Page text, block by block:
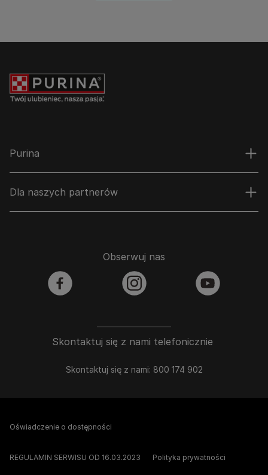
Purina
Dla naszych partnerów
Skontaktuj się z nami telefonicznie
Skontaktuj się z nami: 800 174 902
Obserwuj nas
facebook instagram youtube
Oświadczenie o dostępności
REGULAMIN SERWISU OD 16.03.2023 Polityka prywatności